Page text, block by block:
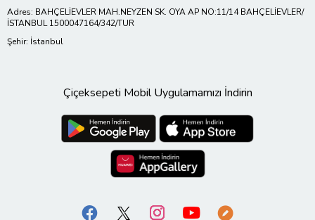
Adres: BAHÇELİEVLER MAH.NEYZEN SK. OYA AP NO:11/14 BAHÇELİEVLER/
İSTANBUL 1500047164/342/TUR
Şehir: İstanbul
Çiçeksepeti Mobil Uygulamamızı İndirin